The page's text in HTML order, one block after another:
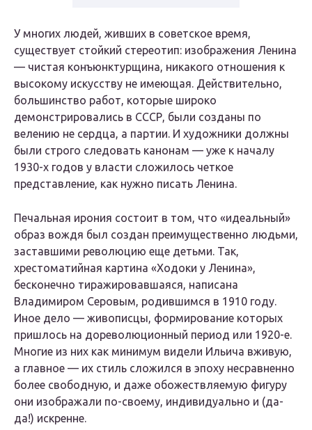
У многих людей, живших в советское время,
существует стойкий стереотип: изображения Ленина
— чистая конъюнктурщина, никакого отношения к
высокому искусству не имеющая. Действительно,
большинство работ, которые широко
демонстрировались в СССР, были созданы по
велению не сердца, а партии. И художники должны
были строго следовать канонам — уже к началу
1930-х годов у власти сложилось четкое
представление, как нужно писать Ленина.
Печальная ирония состоит в том, что «идеальный»
образ вождя был создан преимущественно людьми,
заставшими революцию еще детьми. Так,
хрестоматийная картина «Ходоки у Ленина»,
бесконечно тиражировавшаяся, написана
Владимиром Серовым, родившимся в 1910 году.
Иное дело — живописцы, формирование которых
пришлось на дореволюционный период или 1920-е.
Многие из них как минимум видели Ильича вживую,
а главное — их стиль сложился в эпоху несравненно
более свободную, и даже обожествляемую фигуру
они изображали по-своему, индивидуально и (да-
да!) искренне.